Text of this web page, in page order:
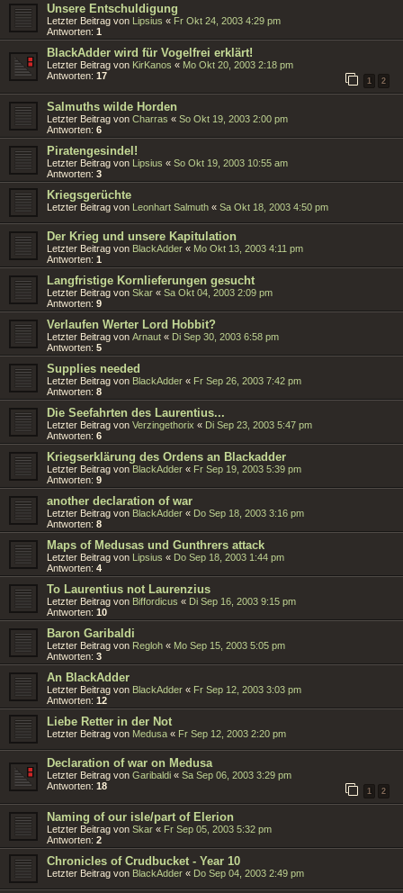
Unsere Entschuldigung
Letzter Beitrag von Lipsius « Fr Okt 24, 2003 4:29 pm
Antworten: 1
BlackAdder wird für Vogelfrei erklärt!
Letzter Beitrag von KirKanos « Mo Okt 20, 2003 2:18 pm
Antworten: 17
1 2
Salmuths wilde Horden
Letzter Beitrag von Charras « So Okt 19, 2003 2:00 pm
Antworten: 6
Piratengesindel!
Letzter Beitrag von Lipsius « So Okt 19, 2003 10:55 am
Antworten: 3
Kriegsgerüchte
Letzter Beitrag von Leonhart Salmuth « Sa Okt 18, 2003 4:50 pm
Der Krieg und unsere Kapitulation
Letzter Beitrag von BlackAdder « Mo Okt 13, 2003 4:11 pm
Antworten: 1
Langfristige Kornlieferungen gesucht
Letzter Beitrag von Skar « Sa Okt 04, 2003 2:09 pm
Antworten: 9
Verlaufen Werter Lord Hobbit?
Letzter Beitrag von Arnaut « Di Sep 30, 2003 6:58 pm
Antworten: 5
Supplies needed
Letzter Beitrag von BlackAdder « Fr Sep 26, 2003 7:42 pm
Antworten: 8
Die Seefahrten des Laurentius...
Letzter Beitrag von Verzingethorix « Di Sep 23, 2003 5:47 pm
Antworten: 6
Kriegserklärung des Ordens an Blackadder
Letzter Beitrag von BlackAdder « Fr Sep 19, 2003 5:39 pm
Antworten: 9
another declaration of war
Letzter Beitrag von BlackAdder « Do Sep 18, 2003 3:16 pm
Antworten: 8
Maps of Medusas und Gunthrers attack
Letzter Beitrag von Lipsius « Do Sep 18, 2003 1:44 pm
Antworten: 4
To Laurentius not Laurenzius
Letzter Beitrag von Biffordicus « Di Sep 16, 2003 9:15 pm
Antworten: 10
Baron Garibaldi
Letzter Beitrag von Regloh « Mo Sep 15, 2003 5:05 pm
Antworten: 3
An BlackAdder
Letzter Beitrag von BlackAdder « Fr Sep 12, 2003 3:03 pm
Antworten: 12
Liebe Retter in der Not
Letzter Beitrag von Medusa « Fr Sep 12, 2003 2:20 pm
Declaration of war on Medusa
Letzter Beitrag von Garibaldi « Sa Sep 06, 2003 3:29 pm
Antworten: 18
1 2
Naming of our isle/part of Elerion
Letzter Beitrag von Skar « Fr Sep 05, 2003 5:32 pm
Antworten: 2
Chronicles of Crudbucket - Year 10
Letzter Beitrag von BlackAdder « Do Sep 04, 2003 2:49 pm